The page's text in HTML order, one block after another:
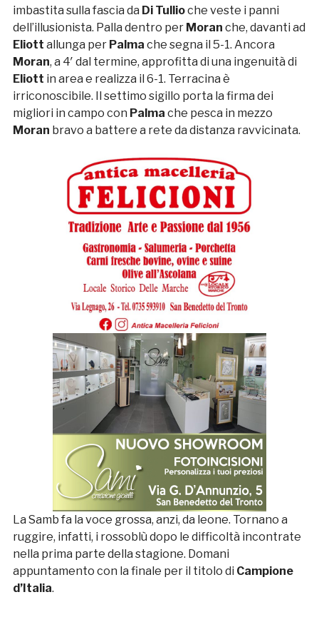
imbastita sulla fascia da Di Tullioche veste i panni
dell’illusionista. Palla dentro per Moran che, davanti ad
Eliott allunga per Palma che segna il 5-1. Ancora
Moran, a 4′ dal termine, approfitta di una ingenuità di
Eliott in area e realizza il 6-1. Terracina è
irriconoscibile. Il settimo sigillo porta la firma dei
migliori in campo con Palma che pesca in mezzo
Moran bravo a battere a rete da distanza ravvicinata.
La Samb fa la voce grossa, anzi, da leone. Tornano a
ruggire, infatti, i rossoblù dopo le difficoltà incontrate
nella prima parte della stagione. Domani
appuntamento con la finale per il titolo di Campione
d’Italia.